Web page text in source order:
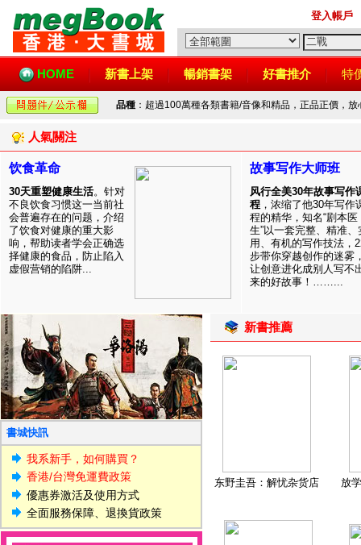
登入帳戶
HOME 新書上架 暢銷書架 好書推介 特
品種 ：超過100萬種各類書籍/音像和精品，正品正價，
人氣關注
饮食革命
30天重塑健康生活。针对
不良饮食习惯这一当前社
会普遍存在的问题，介绍
了饮食对健康的重大影
响，帮助读者学会正确选
择健康的食品，防止陷入
虚假营销的陷阱...
故事写作大师班
风行全美30年故事写作
程 ，浓缩了他30年写作
程的精华，知名“剧本医
生”以一套完整、精准、
用、有机的写作技法，
步带你穿越创作的迷雾
让创意进化成别人写不
来的好故事！……...
書城快訊
我系新手，如何購買？
香港/台灣免運費政策
優惠券激活及使用方式
全面服務保障、退換貨政策
新書推薦
东野圭吾：解忧杂货店 放